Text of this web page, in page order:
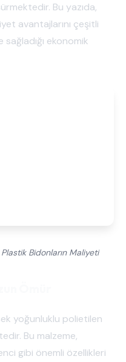
Bu yazıda,
avantajlarını çeşitli
ekonomik
Bidonların Maliyeti
yoğunluklu polietilen
Bu malzeme,
gibi önemli özellikleri